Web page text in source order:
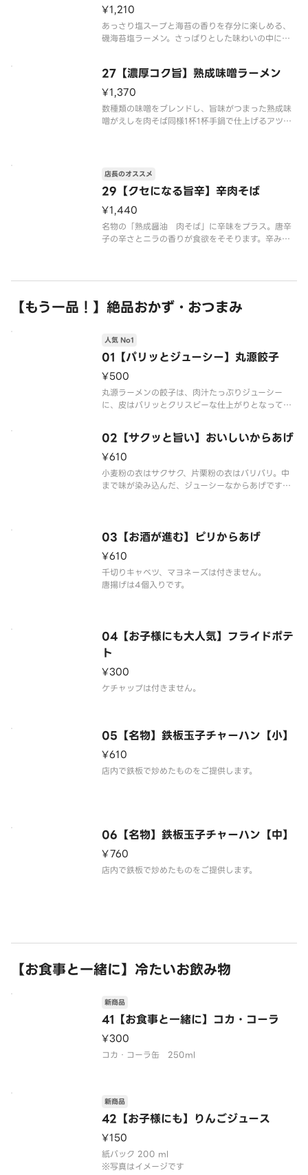
¥1,210
あっさり塩スープと海苔の香りを存分に楽しめる、
磯海苔塩ラーメン。さっぱりとした味わいの中に、
※写真はイメージです（容器代20円を含みます）
27【濃厚コク旨】熟成味噌ラーメン
¥1,370
数種類の味噌をブレンドし、旨味がつまった熟成味
噌がえしを肉そば同様1杯1杯手鍋で仕上げるアツア
※容器代20円を含みます
※海苔はつきません
29【クセになる旨辛】辛肉そば
店長のオススメ
¥1,440
名物の「熟成醤油 肉そば」に辛味をプラス。唐辛
子の辛さとニラの香りが食欲をそそります。辛みだ
【もう一品！】絶品おかず・おつまみ
01【パリッとジューシー】丸源餃子
人気 No1
¥500
丸源ラーメンの餃子は、肉汁たっぷりジューシー
に、皮はパリッとクリスピーな仕上がりとなってい
02【サクッと旨い】おいしいからあげ
¥610
小麦粉の衣はサクサク、片栗粉の衣はバリバリ。中
まで味が染み込んだ、ジューシーなからあげです。
03【お酒が進む】ピリからあげ
¥610
千切りキャベツ、マヨネーズは付きません。
唐揚げは4個入りです。
04【お子様にも大人気】フライドポテ
ト
¥300
ケチャップは付きません。
05【名物】鉄板玉子チャーハン【小】
¥610
店内で鉄板で炒めたものをご提供します。
06【名物】鉄板玉子チャーハン【中】
¥760
店内で鉄板で炒めたものをご提供します。
【お食事と一緒に】冷たいお飲み物
41【お食事と一緒に】コカ・コーラ
新商品
¥300
コカ・コーラ缶 250ml
42【お子様にも】りんごジュース
新商品
¥150
紙パック 200 ml